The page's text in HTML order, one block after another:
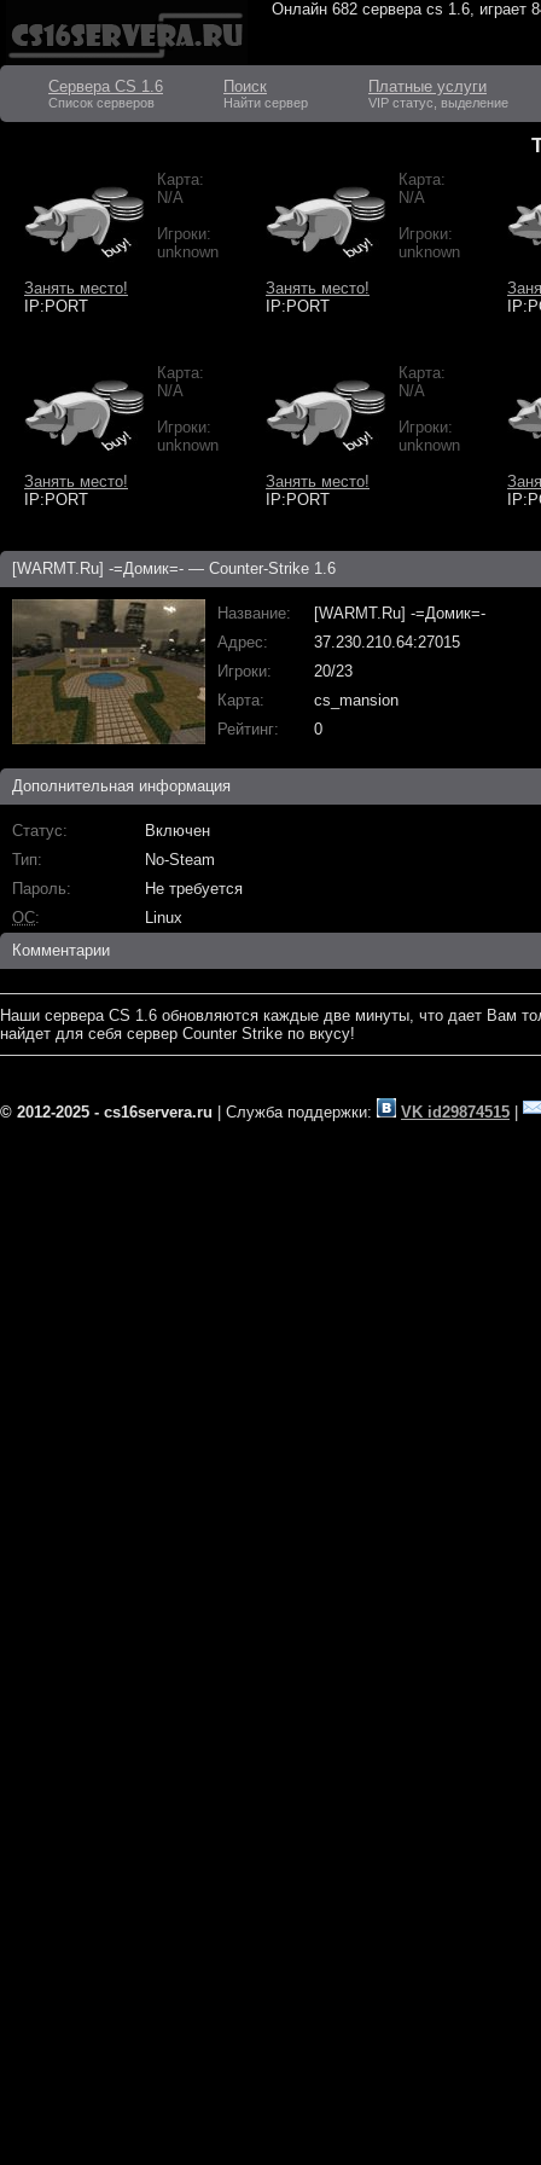
Онлайн 682 сервера cs 1.6, играет
Сервера CS 1.6
Список серверов
Поиск
Найти сервер
Платные услуги
VIP статус, выделение
Карта:
N/A
Игроки:
unknown
Занять место!
IP:PORT
Карта:
N/A
Игроки:
unknown
Занять место!
IP:PORT
Карта:
N/A
Игроки:
unknown
Занять место!
IP:PORT
Карта:
N/A
Игроки:
unknown
Занять место!
IP:PORT
[WARMT.Ru] -=Домик=- — Counter-Strike 1.6
Название
[WARMT.Ru] -=Домик=-
Адрес
37.230.210.64:27015
Игроки
20/23
Карта
cs_mansion
Рейтинг
0
Дополнительная информация
Статус
Включен
Тип
No-Steam
Пароль
Не требуется
ОС
Linux
Комментарии
Наши сервера CS 1.6 обновляются каждые две минуты, что дает Вам
найдет для себя сервер Counter Strike по вкусу!
© 2012-2025 - cs16servera.ru | Служба поддержки: VK id29874515